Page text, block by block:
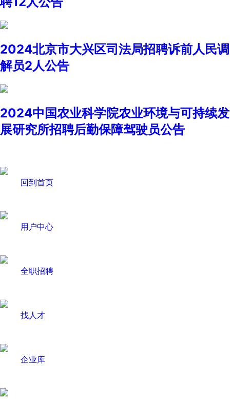
2024北京市大兴区司法局招聘诉前人民调
解员2人公告
2024中国农业科学院农业环境与可持续发
展研究所招聘后勤保障驾驶员公告
回到首页
用户中心
全职招聘
找人才
企业库